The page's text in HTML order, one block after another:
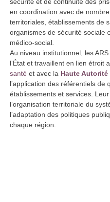
en coordination avec de
territoriales, établissements de
organismes de sécurité sociale
médico-social.
Au niveau institutionnel, les
l’État et travaillent en lien étroit
santé et avec la Haute Autorité
l’application des référentiels de
établissements et services.
l’organisation territoriale du
l’adaptation des politiques
chaque région.